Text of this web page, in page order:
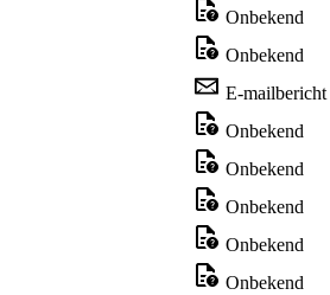
Onbekend
Onbekend
E-mailbericht
Onbekend
Onbekend
Onbekend
Onbekend
Onbekend